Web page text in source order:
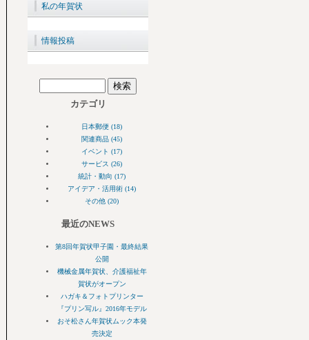
私の年賀状
情報投稿
カテゴリ
日本郵便 (18)
関連商品 (45)
イベント (17)
サービス (26)
統計・動向 (17)
アイデア・活用術 (14)
その他 (20)
最近のNEWS
第8回年賀状甲子園・最終結果
公開
機械金属年賀状、介護福祉年
賀状がオープン
ハガキ＆フォトプリンター
『プリン写ル』2016年モデル
おそ松さん年賀状ムック本発
売決定